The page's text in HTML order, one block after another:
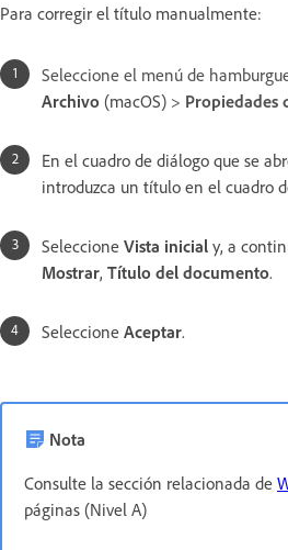
Para corregir el título manualmente:
Seleccione el menú de
Archivo (macOS) > Propiedades
En el cuadro de diálogo que se
introduzca un título en el cuadro
Seleccione Vista inicial y, a
Mostrar, Título del documento.
Seleccione Aceptar.
Nota
Consulte la sección relacionada de
páginas (Nivel A)